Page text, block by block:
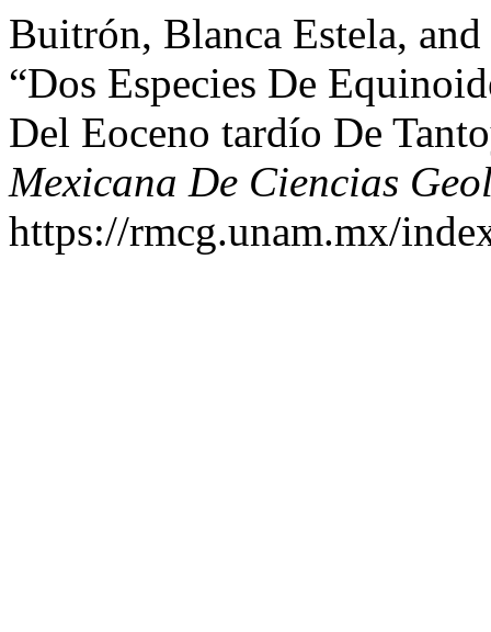
Buitrón, Blanca Estela,
“Dos Especies De
Del Eoceno tardío De
Mexicana De Ciencias
https://rmcg.unam.mx/